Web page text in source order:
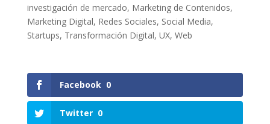
investigación de mercado, Marketing de Contenidos,
Marketing Digital, Redes Sociales, Social Media,
Startups, Transformación Digital, UX, Web
Facebook 0
Twitter 0